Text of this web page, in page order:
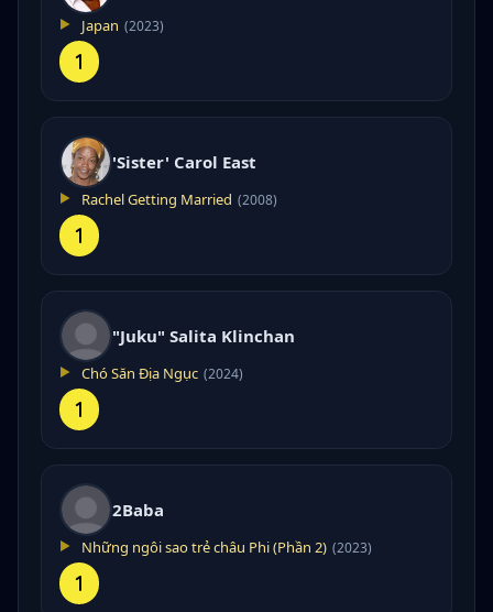
Japan (2023)
1
'Sister' Carol East
Rachel Getting Married (2008)
1
"Juku" Salita Klinchan
Chó Săn Địa Ngục (2024)
1
2Baba
Những ngôi sao trẻ châu Phi (Phần 2) (2023)
1